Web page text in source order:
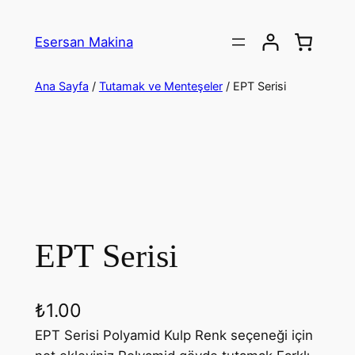
Esersan Makina
Ana Sayfa / Tutamak ve Menteşeler/ EPT Serisi
EPT Serisi
₺1.00
EPT Serisi Polyamid Kulp Renk seçeneği için